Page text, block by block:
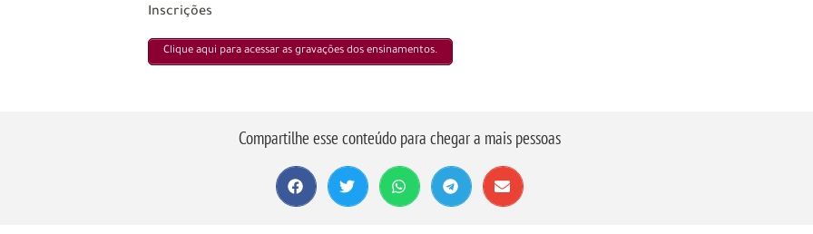
Inscrições
Clique aqui para acessar as gravações dos ensinamentos.
Compartilhe esse conteúdo para chegar a mais pessoas